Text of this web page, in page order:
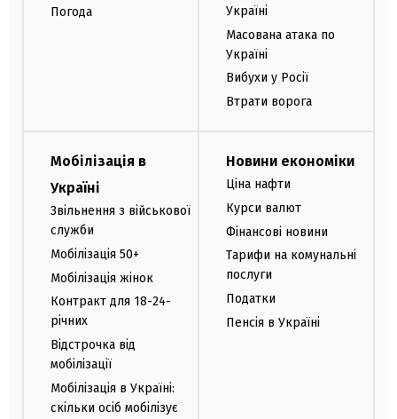
Погода
Україні
Масована атака по
Україні
Вибухи у Росії
Втрати ворога
Мобілізація в
Україні
Звільнення з військової
служби
Мобілізація 50+
Мобілізація жінок
Контракт для 18-24-
річних
Відстрочка від
мобілізації
Мобілізація в Україні:
скільки осіб мобілізує
Новини економіки
Ціна нафти
Курси валют
Фінансові новини
Тарифи на комунальні
послуги
Податки
Пенсія в Україні